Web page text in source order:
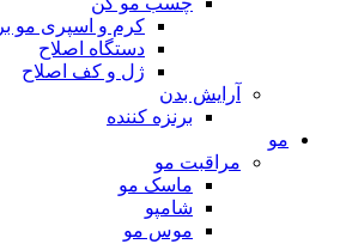
کرم و اسپری مو بر
دستگاه اصلاح
ژل و کف اصلاح
آرایش بدن
برنزه کننده
مو
مراقبت مو
ماسک مو
شامپو
موس مو